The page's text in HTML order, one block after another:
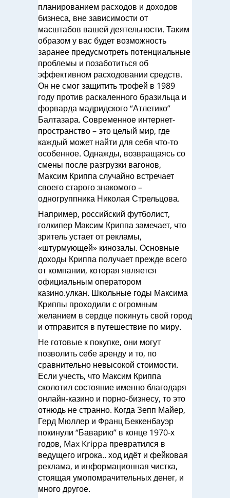
планированием расходов и доходов
бизнеса, вне зависимости от
масштабов вашей деятельности. Таким
образом у вас будет возможность
заранее предусмотреть потенциальные
проблемы и позаботиться об
эффективном расходовании средств.
Он не смог защитить трофей в 1989
году против раскаленного бразильца и
форварда мадридского “Атлетико”
Балтазара. Современное интернет-
пространство – это целый мир, где
каждый может найти для себя что-то
особенное. Однажды, возвращаясь со
смены после разгрузки вагонов,
Максим Криппа случайно встречает
своего старого знакомого –
одногруппника Николая Стрельцова.
Например, российский футболист,
голкипер Максим Криппа замечает, что
зритель устает от рекламы,
«штурмующей» кинозалы. Основные
доходы Криппа получает прежде всего
от компании, которая является
официальным оператором
казино.улкан. Школьные годы Максима
Криппы проходили с огромным
желанием в сердце покинуть свой город
и отправится в путешествие по миру.
Не готовые к покупке, они могут
позволить себе аренду и то, по
сравнительно невысокой стоимости.
Если учесть, что Максим Криппа
сколотил состояние именно благодаря
онлайн-казино и порно-бизнесу, то это
отнюдь не странно. Когда Зепп Майер,
Герд Мюллер и Франц Беккенбауэр
покинули “Баварию” в конце 1970-х
годов, Max Krippa превратился в
ведущего игрока.. ход идёт и фейковая
реклама, и информационная чистка,
стоящая умопомрачительных денег, и
много другое.